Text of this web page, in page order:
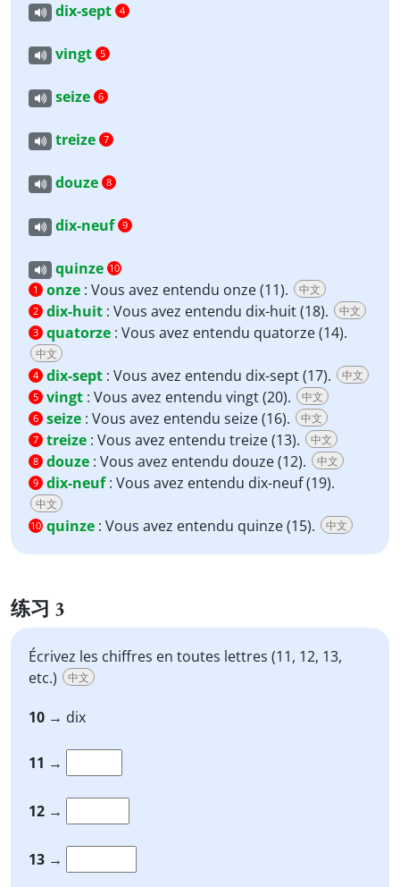
dix-sept 4
vingt 5
seize 6
treize 7
douze 8
dix-neuf 9
quinze 10
1
onze : Vous avez entendu onze (11). 中文
2 dix-huit : Vous avez entendu dix-huit (18). 中文
3 quatorze : Vous avez entendu quatorze (14).
中文
4 dix-sept : Vous avez entendu dix-sept (17). 中文
5 vingt : Vous avez entendu vingt (20). 中文
6 seize : Vous avez entendu seize (16). 中文
7 treize : Vous avez entendu treize (13). 中文
8 douze : Vous avez entendu douze (12). 中文
9 dix-neuf: Vous avez entendu dix-neuf (19).
中文
10 quinze : Vous avez entendu quinze (15). 中文
练习 3
Écrivez les chiffres en toutes lettres (11, 12, 13,
etc.)
中文
10 → dix
11 →
12 →
13 →